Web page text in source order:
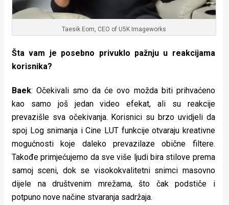
Taesik Eom, CEO of U5K Imageworks
Šta vam je posebno privuklo pažnju u reakcijama
korisnika?
Baek: Očekivali smo da će ovo možda biti prihvaćeno
kao samo još jedan video efekat, ali su reakcije
prevazišle sva očekivanja. Korisnici su brzo uvidjeli da
spoj Log snimanja i Cine LUT funkcije otvaraju kreativne
mogućnosti koje daleko prevazilaze obične filtere.
Takođe primjećujemo da sve više ljudi bira stilove prema
samoj sceni, dok se visokokvalitetni snimci masovno
dijele na društvenim mrežama, što čak podstiče i
potpuno nove načine stvaranja sadržaja.